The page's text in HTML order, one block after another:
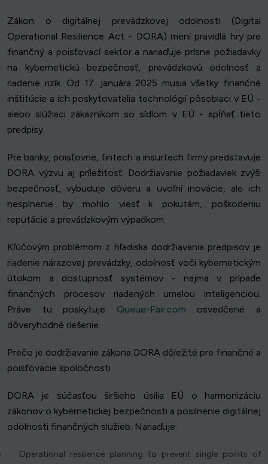
Zákon o digitálnej prevádzkovej odolnosti (Digital
Operational Resilience Act - DORA) mení pravidlá hry pre
finančný a poisťovací sektor a nariaďuje prísne požiadavky
na kybernetickú bezpečnosť, prevádzkovú odolnosť a
riadenie rizík. Od 17. januára 2025 musia všetky finančné
inštitúcie a ich poskytovatelia technológií pôsobiaci v EÚ -
alebo slúžiaci zákazníkom so sídlom v EÚ - spĺňať tieto
predpisy.
Pre banky, poisťovne, fintech a insurtech firmy predstavuje
DORA výzvu aj príležitosť. Dodržiavanie požiadaviek zvýši
bezpečnosť, vybuduje dôveru a uvoľní inovácie, ale ich
nesplnenie by mohlo viesť k pokutám, poškodeniu
reputácie a prevádzkovým výpadkom.
Kľúčovým problémom z hľadiska dodržiavania predpisov je
riadenie nárazovej prevádzky, odolnosť voči kybernetickým
útokom a dostupnosť systémov - najmä v prípade
finančných procesov riadených umelou inteligenciou.
Práve tu poskytuje Queue-Fair.com osvedčené a
dôveryhodné riešenie.
Prečo je dodržiavanie zákona DORA dôležité pre finančné a
poisťovacie spoločnosti
DORA je súčasťou širšieho úsilia EÚ o harmonizáciu
zákonov o kybernetickej bezpečnosti a posilnenie digitálnej
odolnosti finančných služieb. Nariaďuje:
Operational resilience planning to prevent single points of